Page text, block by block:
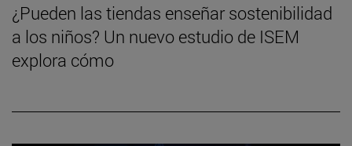
¿Pueden las tiendas enseñar sostenibilidad
a los niños? Un nuevo estudio de ISEM
explora cómo